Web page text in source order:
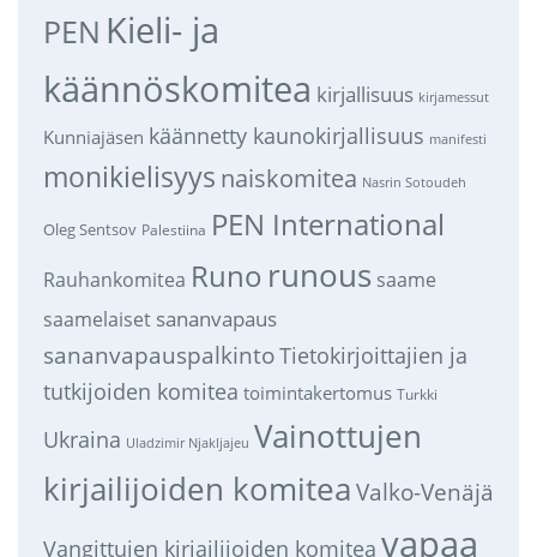
PEN Kieli- ja
käännöskomitea kirjallisuus kirjamessut
Kunniajäsen käännetty kaunokirjallisuus manifesti
monikielisyys naiskomitea Nasrin Sotoudeh
Oleg Sentsov Palestiina PEN International
Rauhankomitea Runo runous saame
saamelaiset sananvapaus
sananvapauspalkintoTietokirjoittajien ja
tutkijoiden komitea toimintakertomus Turkki
Ukraina Uladzimir Njakljajeu Vainottujen
kirjailijoiden komitea Valko-Venäjä
Vangittujen kirjailijoiden komitea vapaa